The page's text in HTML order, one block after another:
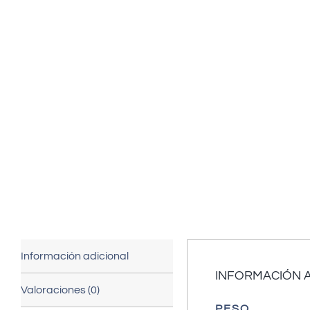
Información adicional
Valoraciones (0)
INFORMACIÓN